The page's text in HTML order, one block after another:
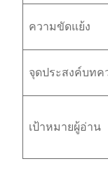
ความขัดแย้ง
จุดประสงค์บทค
เป้าหมายผู้อ่าน